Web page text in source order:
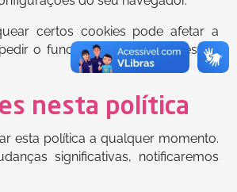
certos cookies pode afetar a
o funcionamento de partes do
nesta política
esta política a qualquer momento.
significativas, notificaremos